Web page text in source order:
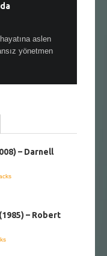
aslen
yönetmen
– Darnell
– Robert